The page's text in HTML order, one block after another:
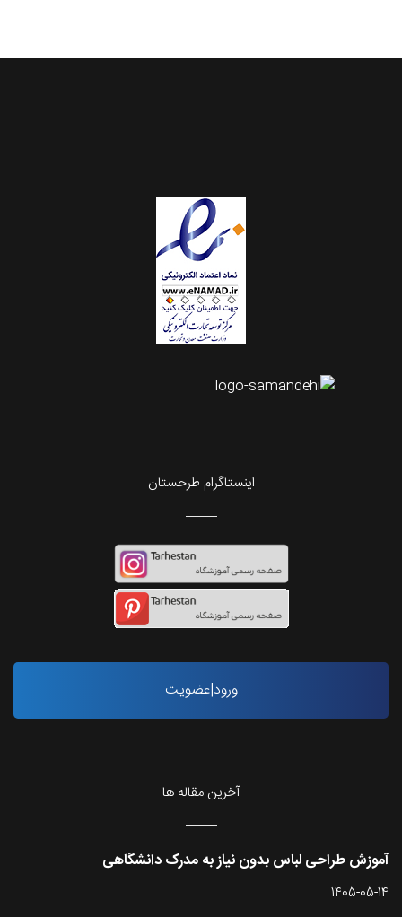
اینستاگرام طرحستان
ورود|عضویت
آخرین مقاله ها
آموزش طراحی لباس بدون نیاز به مدرک دانشگاهی
1405-05-14